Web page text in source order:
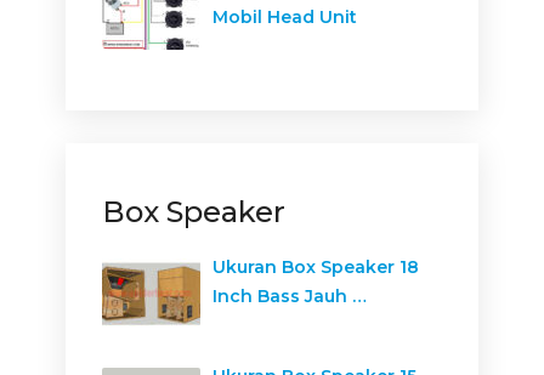
Mobil Head Unit
Box Speaker
Ukuran Box Speaker 18
Inch Bass Jauh …